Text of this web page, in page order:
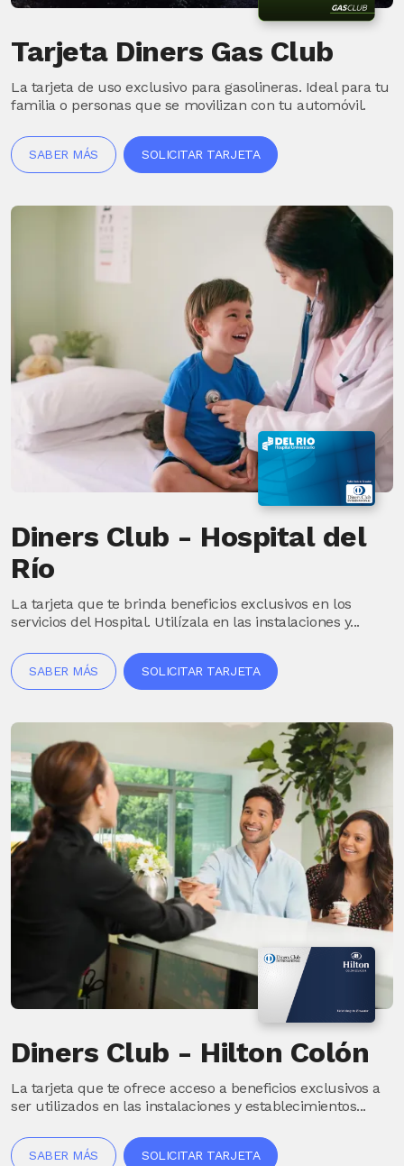
Tarjeta Diners Gas Club
La tarjeta de uso exclusivo para gasolineras. Ideal para tu
familia o personas que se movilizan con tu automóvil.
SABER MÁS SOLICITAR TARJETA
Diners Club - Hospital del
Río
La tarjeta que te brinda beneficios exclusivos en los
servicios del Hospital. Utilízala en las instalaciones y...
SABER MÁS SOLICITAR TARJETA
Diners Club - Hilton Colón
La tarjeta que te ofrece acceso a beneficios exclusivos a
ser utilizados en las instalaciones y establecimientos...
SABER MÁS SOLICITAR TARJETA